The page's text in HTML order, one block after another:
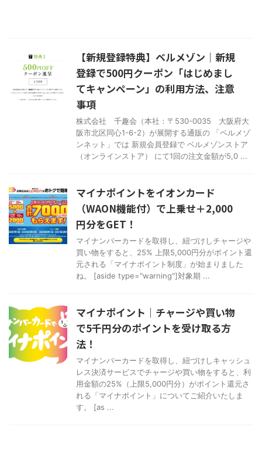
【新規登録特典】ベルメゾン｜新規
登録で500円クーポン「はじめまし
てキャンペーン」の利用方法、注意
事項
株式会社 千趣会（本社：〒530-0035 大阪府大
阪市北区同心1-6-2）が展開する通販の 「ベルメゾ
ンネット」では 新規会員登録で ベルメゾンストア
（オンラインストア） にて1回の注文金額が5,0 ...
マイナポイントをイオンカード
（WAON機能付）で上乗せ＋2,000
円分をGET！
マイナンバーカードを取得し、紐づけしチャージや
買い物をすると、25% 上限5,000円分がポイント還
元される「マイナポイント制度」が始まりました
ね。 [aside type="warning"]対象期 ...
マイナポイント｜チャージや買い物
で5千円分のポイントを受け取る方
法！
マイナンバーカードを取得し、紐づけしキャッシュ
レス決済サービスでチャージや買い物をすると、利
用金額の25%（上限5,000円分）がポイント還元さ
れる「マイナポイント」についてご紹介いたしま
す。 [as ...